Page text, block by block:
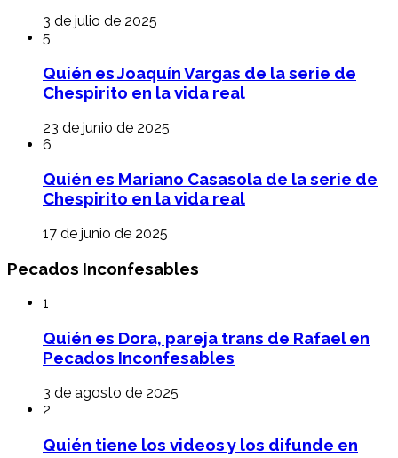
3 de julio de 2025
5
Quién es Joaquín Vargas de la serie de
Chespirito en la vida real
23 de junio de 2025
6
Quién es Mariano Casasola de la serie de
Chespirito en la vida real
17 de junio de 2025
Pecados Inconfesables
1
Quién es Dora, pareja trans de Rafael en
Pecados Inconfesables
3 de agosto de 2025
2
Quién tiene los videos y los difunde en